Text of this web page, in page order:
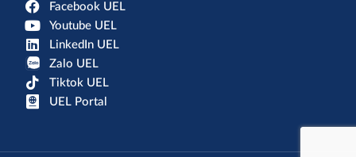
Facebook UEL
Youtube UEL
LinkedIn UEL
Zalo UEL
Tiktok UEL
UEL Portal